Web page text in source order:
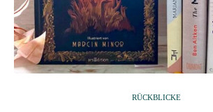
RÜCKBLICKE